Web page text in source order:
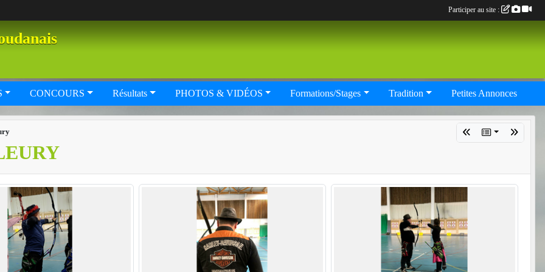
CONCOURS Résultats PHOTOS & VIDÉOS Formations/Stages Tradition Petites Annonces
Participer au site :